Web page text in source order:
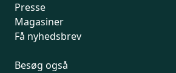
Presse
Magasiner
Få nyhedsbrev
Besøg også